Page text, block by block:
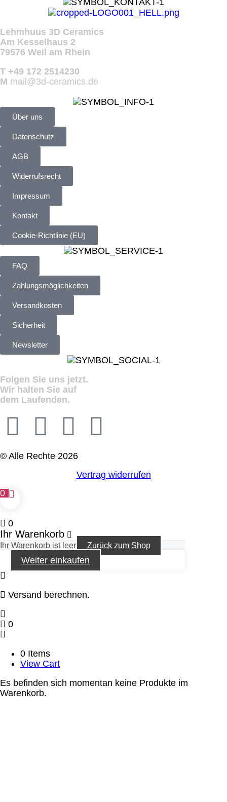
Lehmhuus 3D Ceramics
Am Kesselhaus 2
79576 Weil am Rhein
T +49 172 2514230
M mail@3d-ceramics.de
Über uns
Datenschutz
AGB
Widerrufsrecht
Impressum
Kontakt
Cookie-Richtlinie (EU)
FAQ
Zahlungsmöglichkeiten
Versandkosten
Sicherheit
Newsletter
Folgen Sie uns jetzt.
Wir halten Sie auf
dem Laufenden.
© Alle Rechte 2026
Vertrag widerrufen
0
0
Ihr Warenkorb
Ihr Warenkorb ist leer Zurück zum Shop
Weiter einkaufen
Versand berechnen.
0
0 Items
View Cart
Es befinden sich momentan keine Produkte im
Warenkorb.